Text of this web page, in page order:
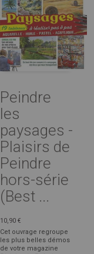
Peindre
les
paysages -
Plaisirs de
Peindre
hors-série
(Best ...
10,90 €
Cet ouvrage regroupe
les plus belles démos
de votre magazine